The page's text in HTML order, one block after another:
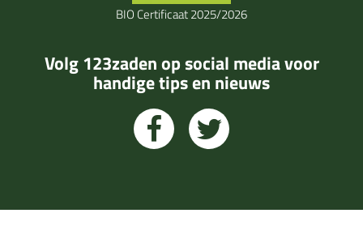
BIO Certificaat 2025/2026
Volg 123zaden op social media voor
handige tips en nieuws